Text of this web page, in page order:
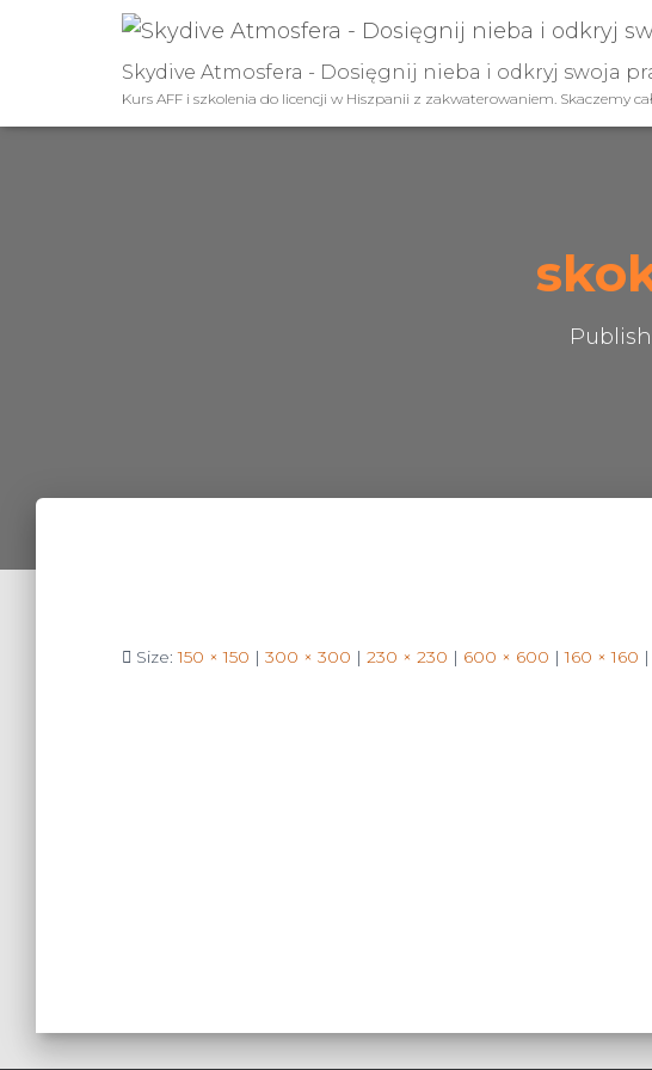
Skydive Atmosfera - Dosięgnij nieba i odkryj swoja
Kurs AFF i szkolenia do licencji w Hiszpanii z zakwaterowaniem. Skaczemy
Size:150 × 150 | 300 × 300 | 230 × 230 | 600 × 600 | 160 × 160 |